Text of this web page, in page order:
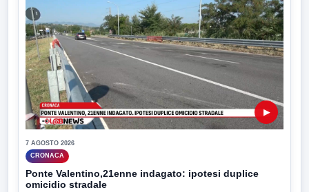
▶
7 AGOSTO 2026
CRONACA
Ponte Valentino,21enne indagato: ipotesi duplice
omicidio stradale